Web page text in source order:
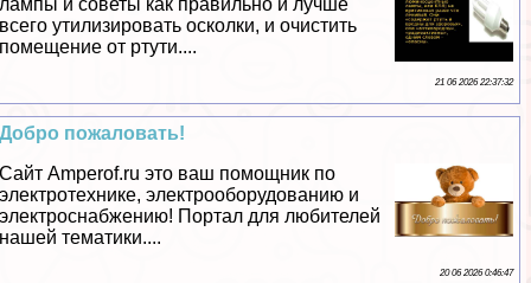
лампы и советы как правильно и лучше
всего утилизировать осколки, и очистить
помещение от ртути....
21 06 2026 22:37:32
Добро пожаловать!
Сайт Amperof.ru это ваш помощник по
электротехнике, электрооборудованию и
электроснабжению! Портал для любителей
нашей тематики....
20 06 2026 0:46:47